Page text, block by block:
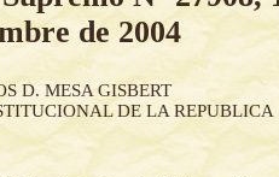
de 2004
D. MESA GISBERT
DE LA REPUBLICA